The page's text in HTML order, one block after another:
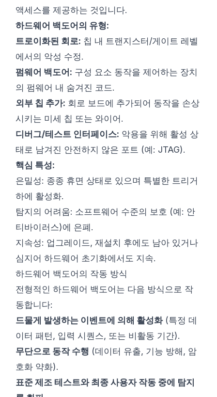
액세스를 제공하는 것입니다.
하드웨어 백도어의 유형:
트로이화된 회로: 칩 내 트랜지스터/게이트 레벨
에서의 악성 수정.
펌웨어 백도어: 구성 요소 동작을 제어하는 장치
의 펌웨어 내 숨겨진 코드.
외부 칩 추가: 회로 보드에 추가되어 동작을 손상
시키는 미세 칩 또는 와이어.
디버그/테스트 인터페이스: 악용을 위해 활성 상
태로 남겨진 안전하지 않은 포트 (예: JTAG).
핵심 특성:
은밀성: 종종 휴면 상태로 있으며 특별한 트리거
하에 활성화.
탐지의 어려움: 소프트웨어 수준의 보호 (예: 안
티바이러스)에 은폐.
지속성: 업그레이드, 재설치 후에도 남아 있거나
심지어 하드웨어 초기화에서도 지속.
하드웨어 백도어의 작동 방식
전형적인 하드웨어 백도어는 다음 방식으로 작
동합니다:
드물게 발생하는 이벤트에 의해 활성화(특정 데
이터 패턴, 입력 시퀀스, 또는 비활동 기간).
무단으로 동작 수행 (데이터 유출, 기능 방해, 암
호화 약화).
표준 제조 테스트와 최종 사용자 작동 중에 탐지